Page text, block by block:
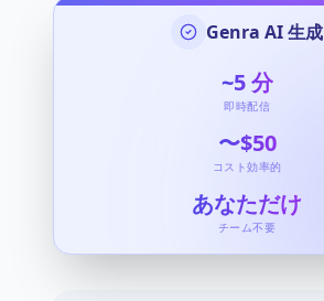
Genra AI 生成
~5分
即時配信
〜$50
コスト効率的
あなただけ
チーム不要